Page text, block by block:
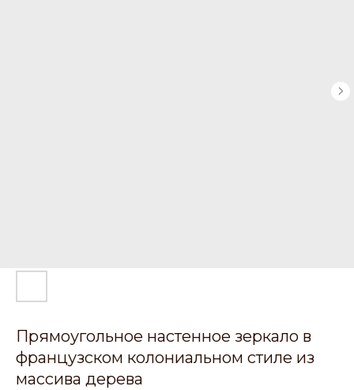
Прямоугольное настенное зеркало в
французском колониальном стиле из
массива дерева